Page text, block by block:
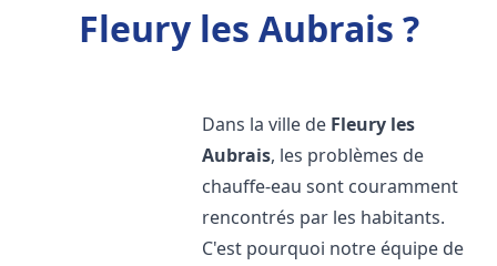
Fleury les Aubrais ?
Dans la ville de Fleury les
Aubrais, les problèmes de
chauffe-eau sont couramment
rencontrés par les habitants.
C'est pourquoi notre équipe de